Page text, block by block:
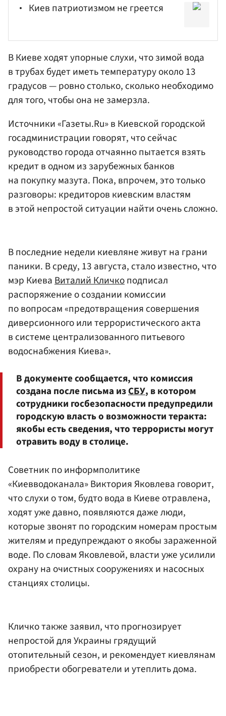
Киев патриотизмом не греется
В Киеве ходят упорные слухи, что зимой вода
в трубах будет иметь температуру около 13
градусов — ровно столько, сколько необходимо
для того, чтобы она не замерзла.
Источники «Газеты.Ru» в Киевской городской
госадминистрации говорят, что сейчас
руководство города отчаянно пытается взять
кредит в одном из зарубежных банков
на покупку мазута. Пока, впрочем, это только
разговоры: кредиторов киевским властям
в этой непростой ситуации найти очень сложно.
В последние недели киевляне живут на грани
паники. В среду, 13 августа, стало известно, что
мэр Киева Виталий Кличкоподписал
распоряжение о создании комиссии
по вопросам «предотвращения совершения
диверсионного или террористического акта
в системе централизованного питьевого
водоснабжения Киева».
В документе сообщается, что комиссия
создана после письма изСБУ, в котором
сотрудники госбезопасности предупредили
городскую власть о возможности теракта:
якобы есть сведения, что террористы могут
отравить воду в столице.
Советник по информполитике
«Киевводоканала» Виктория Яковлева говорит,
что слухи о том, будто вода в Киеве отравлена,
ходят уже давно, появляются даже люди,
которые звонят по городским номерам простым
жителям и предупреждают о якобы зараженной
воде. По словам Яковлевой, власти уже усилили
охрану на очистных сооружениях и насосных
станциях столицы.
Кличко также заявил, что прогнозирует
непростой для Украины грядущий
отопительный сезон, и рекомендует киевлянам
приобрести обогреватели и утеплить дома.